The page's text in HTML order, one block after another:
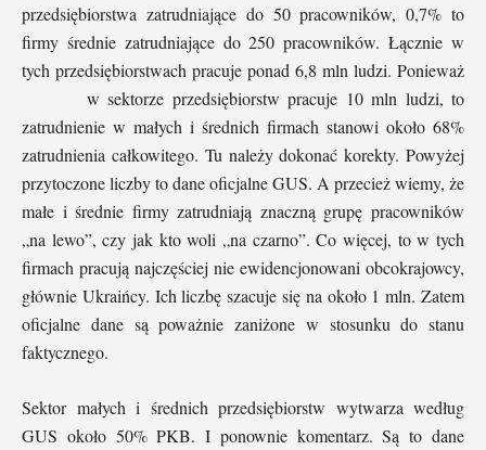
przedsiębiorstwa zatrudniające do 50 pracowników, 0,7% to
firmy średnie zatrudniające do 250 pracowników. Łącznie w
tych przedsiębiorstwach pracuje ponad 6,8 mln ludzi. Ponieważ
w sektorze przedsiębiorstw pracuje 10 mln ludzi, to
zatrudnienie w małych i średnich firmach stanowi około 68%
zatrudnienia całkowitego. Tu należy dokonać korekty. Powyżej
przytoczone liczby to dane oficjalne GUS. A przecież wiemy, że
małe i średnie firmy zatrudniają znaczną grupę pracowników
„na lewo”, czy jak kto woli „na czarno”. Co więcej, to w tych
firmach pracują najczęściej nie ewidencjonowani obcokrajowcy,
głównie Ukraińcy. Ich liczbę szacuje się na około 1 mln. Zatem
oficjalne dane są poważnie zaniżone w stosunku do stanu
faktycznego.
Sektor małych i średnich przedsiębiorstw wytwarza według
GUS około 50% PKB. I ponownie komentarz. Są to dane